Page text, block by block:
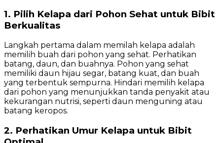
1. Pilih Kelapa dari Pohon Sehat untuk Bibit
Berkualitas
Langkah pertama dalam memilah kelapa adalah
memilih buah dari pohon yang sehat. Perhatikan
batang, daun, dan buahnya. Pohon yang sehat
memiliki daun hijau segar, batang kuat, dan buah
yang terbentuk sempurna. Hindari memilih kelapa
dari pohon yang menunjukkan tanda penyakit atau
kekurangan nutrisi, seperti daun menguning atau
batang keropos.
2. Perhatikan Umur Kelapa untuk Bibit